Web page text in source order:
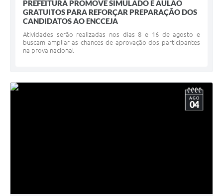
PREFEITURA PROMOVE SIMULADO E AULÃO
GRATUITOS PARA REFORÇAR PREPARAÇÃO DOS
CANDIDATOS AO ENCCEJA
Atividades serão realizadas nos dias 8 e 16 de agosto e
buscam ampliar as chances de aprovação dos participantes
na prova nacional
AGO
04